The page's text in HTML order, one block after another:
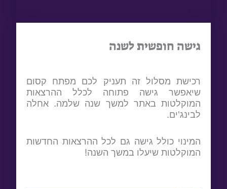
גישה חופשית לשנה
רכישת מסלול זה תעניק לכם מפתח קסום
שיאפשר גישה פתוחה לכלל ההרצאות
המוקלטות באתר למשך שנה שלמה. אחלה
לבינג'ים.
המינוי כולל גישה גם לכל ההרצאות החדשות
המוקלטות שיעלו במשך השנה!